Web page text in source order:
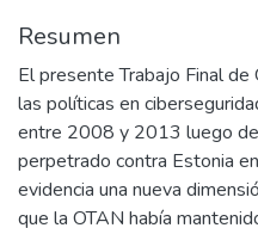
Resumen
El presente Trabajo Final de
las políticas en
entre 2008 y 2013 luego
perpetrado contra Estonia
evidencia una nueva
que la OTAN había